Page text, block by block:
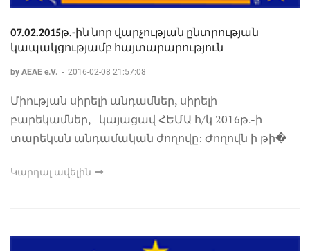
07.02.2015թ.-ին նոր վարչության ընտրության
կապակցությամբ հայտարարություն
by AEAE e.V. - 2016-02-08 21:57:08
Միության սիրելի անդամներ, սիրելի
բարեկամներ, կայացավ ՀԵՄԱ հ/կ 2016թ.-ի
տարեկան անդամական ժողովը: Ժողովն ի թի�
Կարդալ ավելին